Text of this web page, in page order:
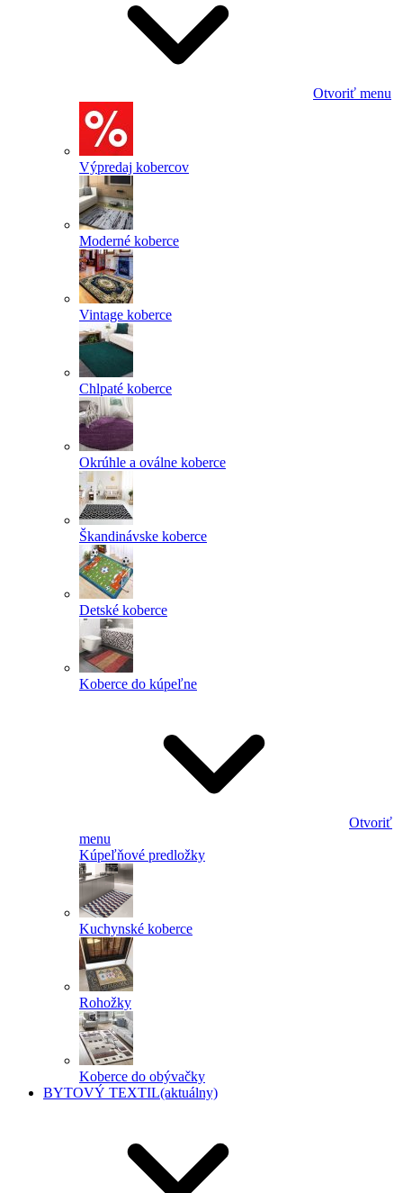
Otvoriť menu
Výpredaj kobercov
Moderné koberce
Vintage koberce
Chlpaté koberce
Okrúhle a oválne koberce
Škandinávske koberce
Detské koberce
Koberce do kúpeľne
Otvoriť
menu
Kúpeľňové predložky
Kuchynské koberce
Rohožky
Koberce do obývačky
BYTOVÝ TEXTIL(aktuálny)